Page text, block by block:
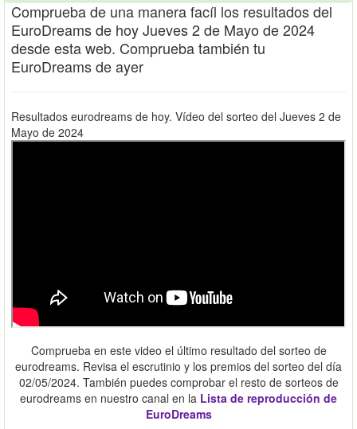
Comprueba de una manera facíl los resultados del
EuroDreams de hoy Jueves 2 de Mayo de 2024
desde esta web. Comprueba también tu
EuroDreams de ayer
Resultados eurodreams de hoy. Vídeo del sorteo del Jueves 2 de
Mayo de 2024
Comprueba en este video el último resultado del sorteo de
eurodreams. Revisa el escrutinio y los premios del sorteo del día
02/05/2024. También puedes comprobar el resto de sorteos de
eurodreams en nuestro canal en la Lista de reproducción de
EuroDreams